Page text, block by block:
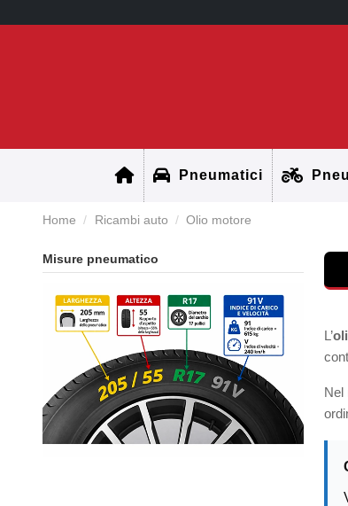
Pneumatici
Home Ricambi auto Olio motore
L’
Nel
Misure pneumatico